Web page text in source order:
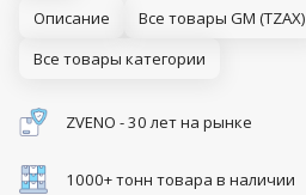
Описание
Все товары GM (TZAX)
Все товары категории
ZVENO - 30 лет на рынке
1000+ тонн товара в наличии